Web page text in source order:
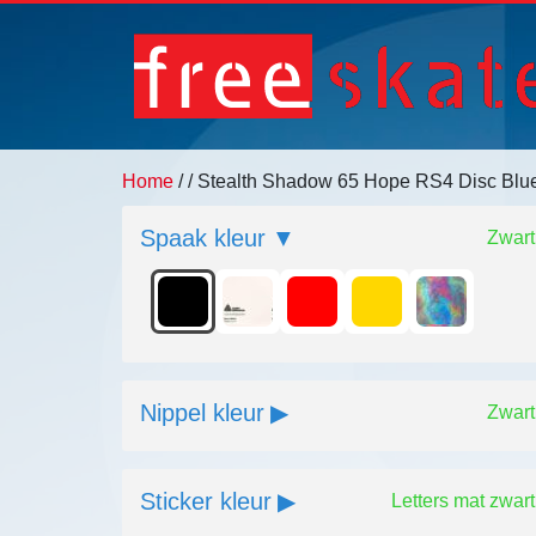
Home // Stealth Shadow 65 Hope RS4 Disc
Spaak kleur Zwart
Nippel kleur Zwart
Sticker kleur Letters mat zwart